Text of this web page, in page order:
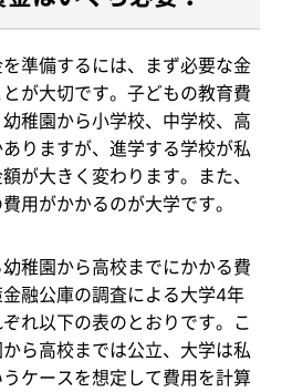
準備するには、まず必要な金
が大切です。子どもの教育費
稚園から小学校、中学校、高
りますが、進学する学校が私
が大きく変わります。また、
用がかかるのが大学です。
稚園から高校までにかかる費
融公庫の調査による大学4年
れ以下の表のとおりです。こ
ら高校までは公立、大学は私
ケースを想定して費用を計算